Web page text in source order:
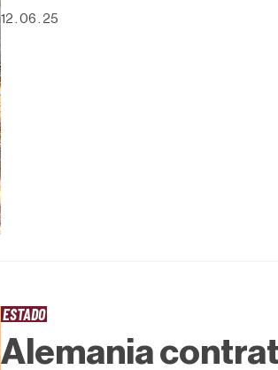
12 . 06 . 25
ESTADO
Alemania